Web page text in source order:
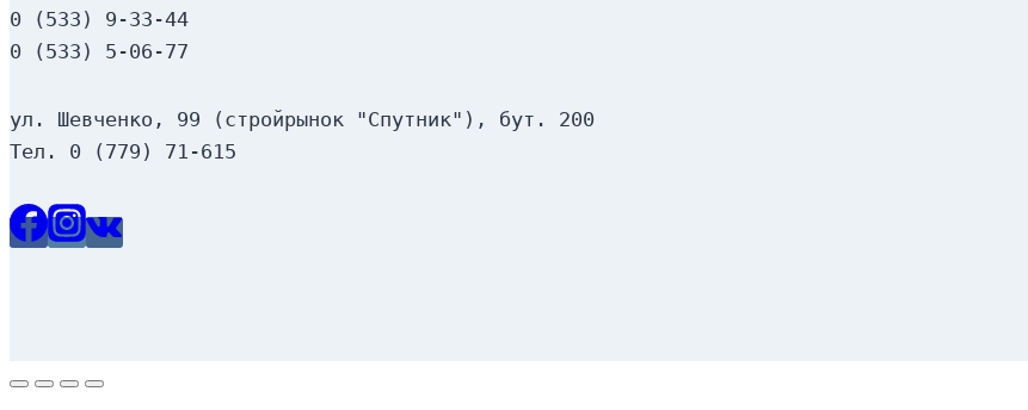
0 (533) 9-33-44
0 (533) 5-06-77
ул. Шевченко, 99 (стройрынок "Спутник"), бут. 200
Тел. 0 (779) 71-615